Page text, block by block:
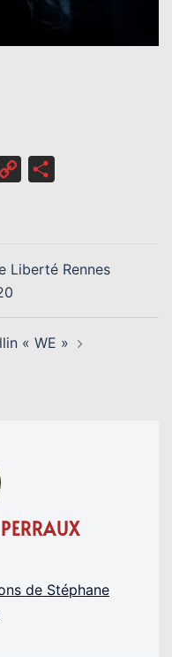
Copy
Liberté Rennes
« WE »
de Stéphane